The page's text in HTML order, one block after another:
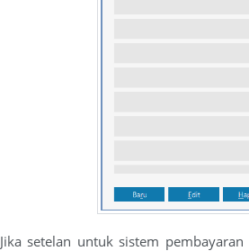
Jika setelan untuk sistem